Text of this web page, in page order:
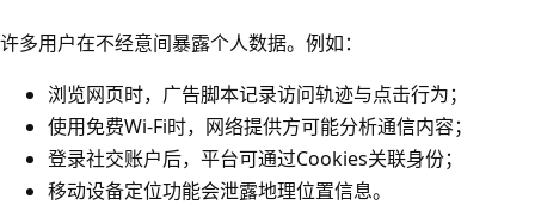
许多用户在不经意间暴露个人数据。例如：
浏览网页时，广告脚本记录访问轨迹与点击行为；
使用免费Wi-Fi时，网络提供方可能分析通信内容；
登录社交账户后，平台可通过Cookies关联身份；
移动设备定位功能会泄露地理位置信息。